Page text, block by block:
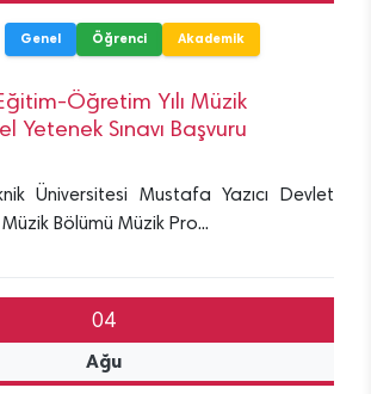
Genel Öğrenci Akademik
Öğretim Yılı Müzik
Yetenek Sınavı Başvuru
Üniversitesi Mustafa Yazıcı Devlet
Bölümü Müzik Pro...
04
Ağu